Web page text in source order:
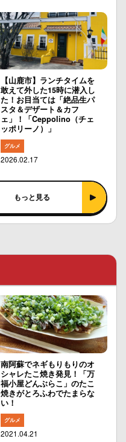
【山鹿市】ランチタイムを
敢えて外した15時に潜入し
た！お目当ては「絶品生パ
スタ＆デザート＆カフ
ェ」！「Ceppolino（チェ
ッポリーノ）」
グルメ
2026.02.17
もっと見る
南阿蘇でネギもりもりのオ
シャレたこ焼き発見！「万
福小屋どんぶらこ」のたこ
焼きがとろふわでたまらな
い！
グルメ
2021.04.21